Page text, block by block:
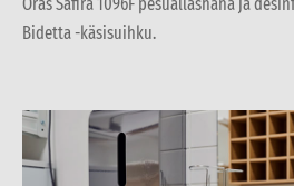
Oras Safira 1096F pesuallashana ja
Bidetta -käsisuihku.